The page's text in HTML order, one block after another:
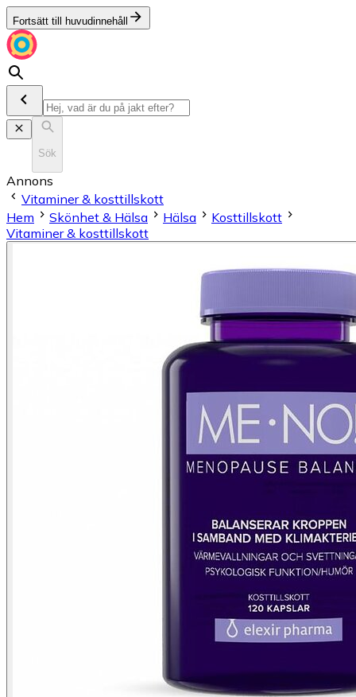
Fortsätt till huvudinnehåll
Sök
Annons
Vitaminer & kosttillskott
Hem
Skönhet & Hälsa Hälsa
Kosttillskott
Vitaminer & kosttillskott